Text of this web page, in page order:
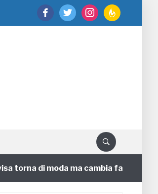
facebooktwitter instagramfeedburner
di moda ma cambia faccia